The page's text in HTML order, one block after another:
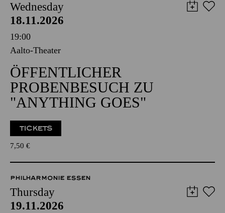
Wednesday
18.11.2026
19:00
Aalto-Theater
ÖFFENTLICHER
PROBENBESUCH ZU
"ANYTHING GOES"
TICKETS
7,50 €
PHILHARMONIE ESSEN
Thursday
19.11.2026